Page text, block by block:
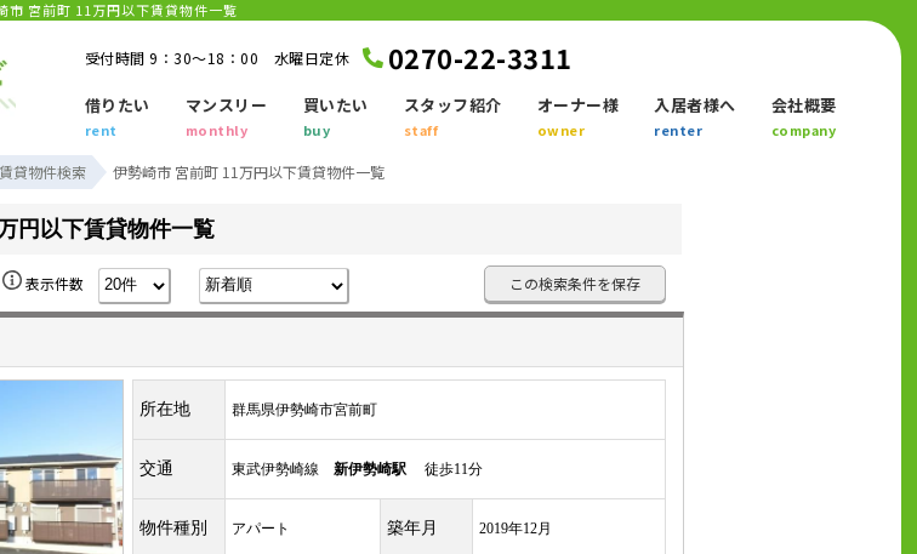
市 宮前町 11万円以下賃貸物件一覧
受付時間 9：30～18：00 水曜日定休 0270-22-3311
借りたい
rent
マンスリー
monthly
買いたい
buy
スタッフ紹介
staff
オーナー様
owner
入居者様へ
renter
会社概要
company
賃貸物件検索 伊勢崎市 宮前町 11万円以下賃貸物件一覧
円以下賃貸物件一覧
表示件数 この検索条件を保存
所在地 群馬県伊勢崎市宮前町
交通 東武伊勢崎線 新伊勢崎駅徒歩11分
物件種別 アパート 築年月 2019年12月